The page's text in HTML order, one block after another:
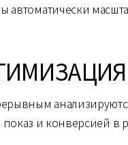
автоматически
и конверсией